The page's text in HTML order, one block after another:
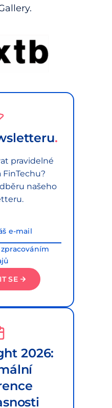
pravidelné
našeho
zpracováním
SE
2026: